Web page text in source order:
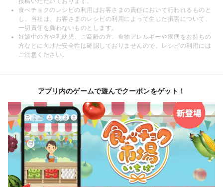
食べチョクのレシピの利用はお客さまの責任において行われるものと
し、当社は、お客さまのレシピの利用によって生じた損害について、
一切責任を負わないものとします。
妊娠中の方や乳幼児、ご高齢の方、食物アレルギーや疾病をお持ちの
方などに向けた安全性は確認しておりませんので、レシピの利用には
ご注意ください。
アプリ内のゲームで遊んでクーポンをゲット！